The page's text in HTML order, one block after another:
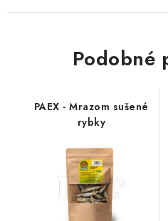
Podobné
PAEX - Mrazom sušené
rybky